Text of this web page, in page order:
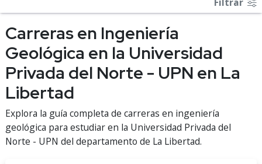
Carreras en Ingeniería
Geológica en la Universidad
Privada del Norte - UPN en La
Libertad
Explora la guía completa de carreras en ingeniería
geológica para estudiar en la Universidad Privada del
Norte - UPN del departamento de La Libertad.